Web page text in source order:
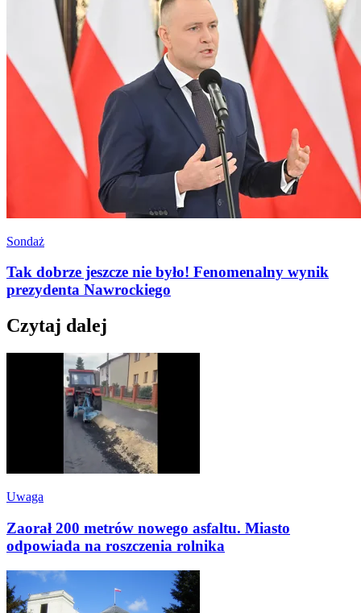
Sondaż
Tak dobrze jeszcze nie było! Fenomenalny wynik
prezydenta Nawrockiego
Czytaj dalej
Uwaga
Zaorał 200 metrów nowego asfaltu. Miasto
odpowiada na roszczenia rolnika